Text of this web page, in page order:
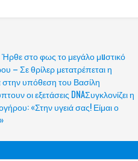
στο φως το μεγάλο μuστικό
– Σε θρίλερ μετατρέπεται η
υπόθεση του Βασίλη
οι εξετάσεις DNAΣυγκλονίζει η
«Στην υγειά σας! Είμαι ο